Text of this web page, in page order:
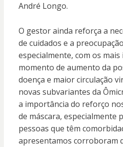
André Longo.
O gestor ainda reforça a
de cuidados e a
especialmente, com os mais
momento de aumento da
doença e maior circulação
novas subvariantes da
a importância do reforço
de máscara, especialmente
pessoas que têm
apresentamos corroboram